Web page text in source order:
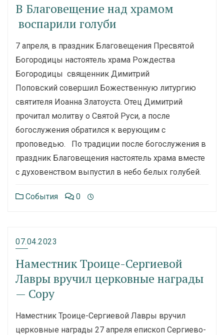
В Благовещение над храмом
воспарили голуби
7 апреля, в праздник Благовещения Пресвятой
Богородицы настоятель храма Рождества
Богородицы священник Димитрий
Поповский совершил Божественную литургию
святителя Иоанна Златоуста. Отец Димитрий
прочитал молитву о Святой Руси, а после
богослужения обратился к верующим с
проповедью. По традиции после богослужения в
праздник Благовещения настоятель храма вместе
с духовенством выпустил в небо белых голубей.
События 0
07.04.2023
Наместник Троице-Сергиевой
Лавры вручил церковные награды
— Copy
Наместник Троице-Сергиевой Лавры вручил
церковные награды 27 апреля епископ Сергиево-